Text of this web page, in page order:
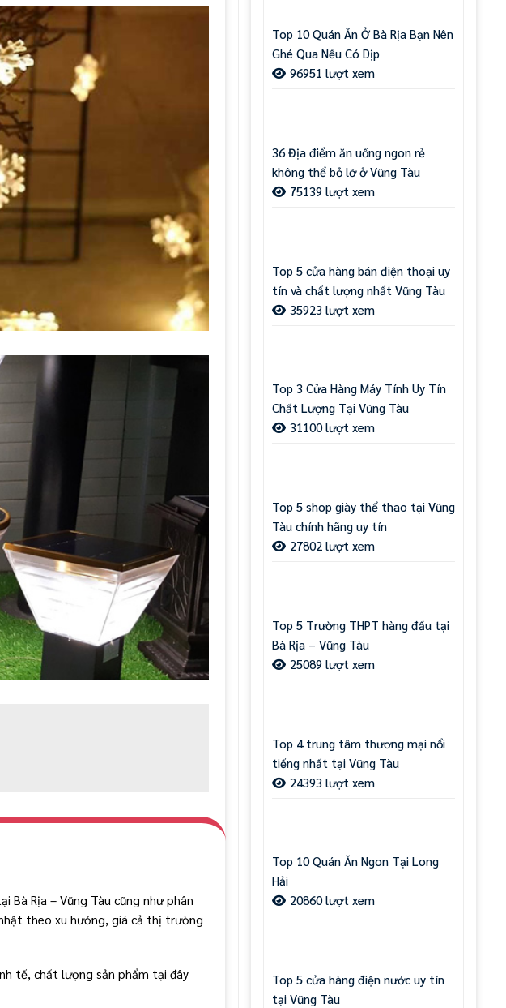
Rịa – Vũng Tàu cũng như phân
theo xu hướng, giá cả thị trường
tế, chất lượng sản phẩm tại đây
Top 10 Quán Ăn Ở Bà Rịa Bạn Nên
Ghé Qua Nếu Có Dịp
96951 lượt xem
36 Địa điểm ăn uống ngon rẻ
không thể bỏ lỡ ở Vũng Tàu
75139 lượt xem
Top 5 cửa hàng bán điện thoại uy
tín và chất lượng nhất Vũng Tàu
35923 lượt xem
Top 3 Cửa Hàng Máy Tính Uy Tín
Chất Lượng Tại Vũng Tàu
31100 lượt xem
Top 5 shop giày thể thao tại Vũng
Tàu chính hãng uy tín
27802 lượt xem
Top 5 Trường THPT hàng đầu tại
Bà Rịa – Vũng Tàu
25089 lượt xem
Top 4 trung tâm thương mại nổi
tiếng nhất tại Vũng Tàu
24393 lượt xem
Top 10 Quán Ăn Ngon Tại Long
Hải
20860 lượt xem
Top 5 cửa hàng điện nước uy tín
tại Vũng Tàu